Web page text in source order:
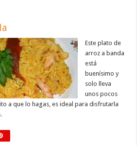
Este plato de
arroz a banda
está
buenísimo y
solo lleva
unos pocos
a que lo hagas, es ideal para disfrutarla